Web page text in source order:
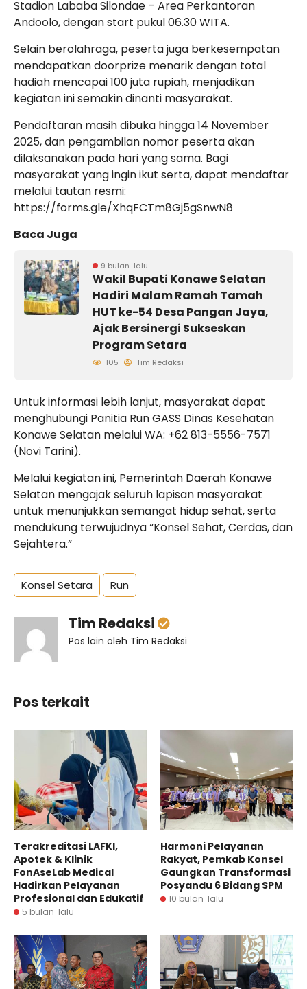
Stadion Lababa Silondae – Area Perkantoran
Andoolo, dengan start pukul 06.30 WITA.
Selain berolahraga, peserta juga berkesempatan
mendapatkan doorprize menarik dengan total
hadiah mencapai 100 juta rupiah, menjadikan
kegiatan ini semakin dinanti masyarakat.
Pendaftaran masih dibuka hingga 14 November
2025, dan pengambilan nomor peserta akan
dilaksanakan pada hari yang sama. Bagi
masyarakat yang ingin ikut serta, dapat mendaftar
melalui tautan resmi:
https://forms.gle/XhqFCTm8Gj5gSnwN8
Baca Juga
9 bulan lalu
Wakil Bupati Konawe Selatan
Hadiri Malam Ramah Tamah
HUT ke-54 Desa Pangan Jaya,
Ajak Bersinergi Sukseskan
Program Setara
105 Tim Redaksi
Untuk informasi lebih lanjut, masyarakat dapat
menghubungi Panitia Run GASS Dinas Kesehatan
Konawe Selatan melalui WA: +62 813-5556-7571
(Novi Tarini).
Melalui kegiatan ini, Pemerintah Daerah Konawe
Selatan mengajak seluruh lapisan masyarakat
untuk menunjukkan semangat hidup sehat, serta
mendukung terwujudnya “Konsel Sehat, Cerdas, dan
Sejahtera.”
Konsel Setara Run
Tim Redaksi
Pos lain oleh Tim Redaksi
Pos terkait
Terakreditasi LAFKI,
Apotek & Klinik
FonAseLab Medical
Hadirkan Pelayanan
Profesional dan Edukatif
5 bulan lalu
Harmoni Pelayanan
Rakyat, Pemkab Konsel
Gaungkan Transformasi
Posyandu 6 Bidang SPM
10 bulan lalu